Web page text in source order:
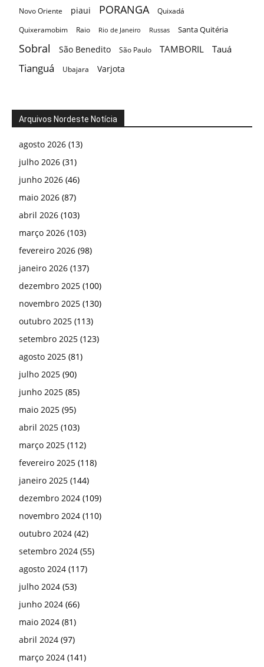
Novo Oriente piaui PORANGA
Quixadá
Quixeramobim
Raio Rio de Janeiro Russas Santa Quitéria
Sobral São Benedito São Paulo TAMBORIL Tauá
Tianguá Ubajara Varjota
Arquivos Nordeste Notícia
agosto 2026 (13)
julho 2026 (31)
junho 2026 (46)
maio 2026 (87)
abril 2026 (103)
março 2026 (103)
fevereiro 2026 (98)
janeiro 2026 (137)
dezembro 2025 (100)
novembro 2025 (130)
outubro 2025 (113)
setembro 2025 (123)
agosto 2025 (81)
julho 2025 (90)
junho 2025 (85)
maio 2025 (95)
abril 2025 (103)
março 2025 (112)
fevereiro 2025 (118)
janeiro 2025 (144)
dezembro 2024 (109)
novembro 2024 (110)
outubro 2024 (42)
setembro 2024 (55)
agosto 2024 (117)
julho 2024 (53)
junho 2024 (66)
maio 2024 (81)
abril 2024 (97)
março 2024 (141)